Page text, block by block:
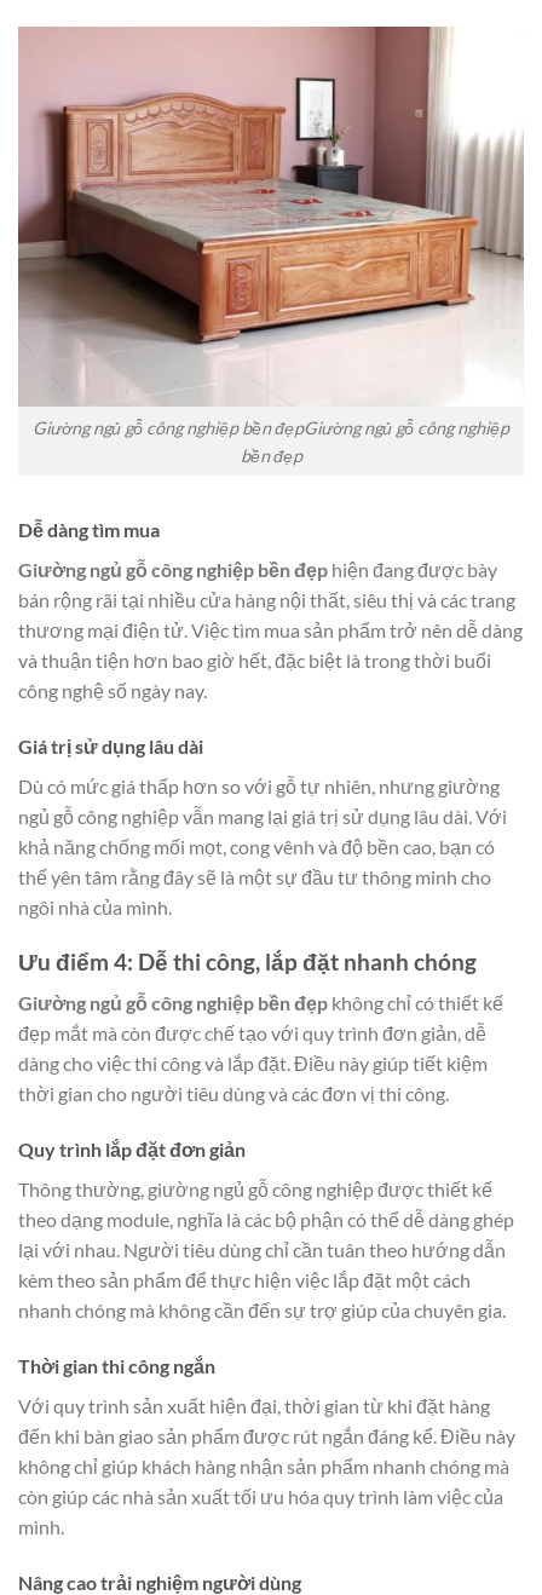
Giường ngủ gỗ công nghiệp bền đẹpGiường ngủ gỗ công nghiệp
bền đẹp
Dễ dàng tìm mua
Giường ngủ gỗ công nghiệp bền đẹp hiện đang được bày
bán rộng rãi tại nhiều cửa hàng nội thất, siêu thị và các trang
thương mại điện tử. Việc tìm mua sản phẩm trở nên dễ dàng
và thuận tiện hơn bao giờ hết, đặc biệt là trong thời buổi
công nghệ số ngày nay.
Giá trị sử dụng lâu dài
Dù có mức giá thấp hơn so với gỗ tự nhiên, nhưng giường
ngủ gỗ công nghiệp vẫn mang lại giá trị sử dụng lâu dài. Với
khả năng chống mối mọt, cong vênh và độ bền cao, bạn có
thể yên tâm rằng đây sẽ là một sự đầu tư thông minh cho
ngôi nhà của mình.
Ưu điểm 4: Dễ thi công, lắp đặt nhanh chóng
Giường ngủ gỗ công nghiệp bền đẹp không chỉ có thiết kế
đẹp mắt mà còn được chế tạo với quy trình đơn giản, dễ
dàng cho việc thi công và lắp đặt. Điều này giúp tiết kiệm
thời gian cho người tiêu dùng và các đơn vị thi công.
Quy trình lắp đặt đơn giản
Thông thường, giường ngủ gỗ công nghiệp được thiết kế
theo dạng module, nghĩa là các bộ phận có thể dễ dàng ghép
lại với nhau. Người tiêu dùng chỉ cần tuân theo hướng dẫn
kèm theo sản phẩm để thực hiện việc lắp đặt một cách
nhanh chóng mà không cần đến sự trợ giúp của chuyên gia.
Thời gian thi công ngắn
Với quy trình sản xuất hiện đại, thời gian từ khi đặt hàng
đến khi bàn giao sản phẩm được rút ngắn đáng kể. Điều này
không chỉ giúp khách hàng nhận sản phẩm nhanh chóng mà
còn giúp các nhà sản xuất tối ưu hóa quy trình làm việc của
mình.
Nâng cao trải nghiệm người dùng